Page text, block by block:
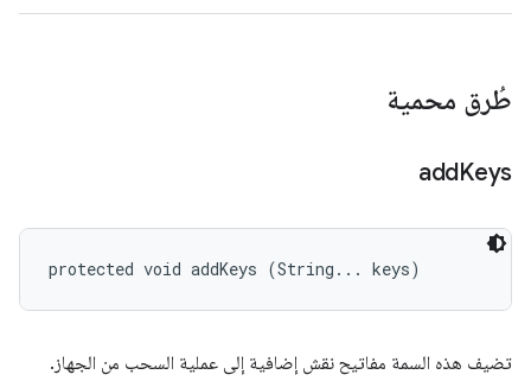
طُرق محمية
addKeys
protected void addKeys (String... keys)
تضيف هذه السمة مفاتيح نقش إضافية إلى عملية السحب من الجهاز.